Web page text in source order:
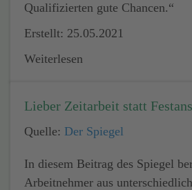
Qualifizierten gute Chancen.“
Erstellt: 25.05.2021
Weiterlesen
Lieber Zeitarbeit statt
Quelle: Der Spiegel
In diesem Beitrag des Spiegel
Arbeitnehmer aus